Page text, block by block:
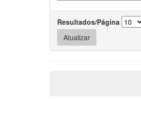
Resultados/Página